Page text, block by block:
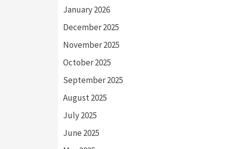
January 2026
December 2025
November 2025
October 2025
September 2025
August 2025
July 2025
June 2025